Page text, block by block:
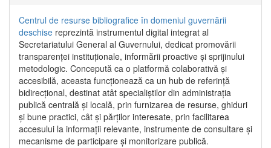
Centrul de resurse bibliografice în domeniul guvernării
deschise reprezintă instrumentul digital integrat al
Secretariatului General al Guvernului, dedicat promovării
transparenței instituționale, informării proactive și sprijinului
metodologic. Concepută ca o platformă colaborativă și
accesibilă, aceasta funcționează ca un hub de referință
bidirecțional, destinat atât specialiștilor din administrația
publică centrală și locală, prin furnizarea de resurse, ghiduri
și bune practici, cât și părților interesate, prin facilitarea
accesului la informații relevante, instrumente de consultare și
mecanisme de participare și monitorizare publică.